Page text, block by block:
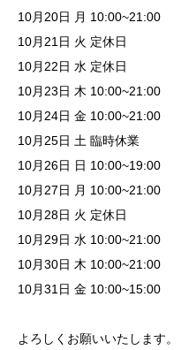
10月20日 月 10:00~21:00
10月21日 火 定休日
10月22日 水 定休日
10月23日 木 10:00~21:00
10月24日 金 10:00~21:00
10月25日 土 臨時休業
10月26日 日 10:00~19:00
10月27日 月 10:00~21:00
10月28日 火 定休日
10月29日 水 10:00~21:00
10月30日 木 10:00~21:00
10月31日 金 10:00~15:00
よろしくお願いいたします。